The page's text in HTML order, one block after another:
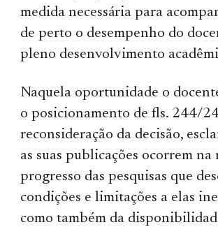
medida necessária para
de perto o desempenho do
pleno desenvolvimento
Naquela oportunidade o
o posicionamento de fls. 244/
reconsideração da decisão,
as suas publicações ocorrem na
progresso das pesquisas que
condições e limitações a elas
como também da